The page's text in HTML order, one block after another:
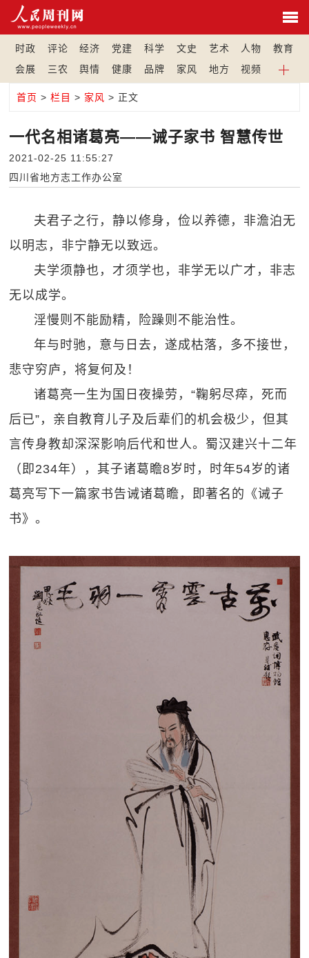
时政 评论 经济 党建 科学 文史 艺术 人物
教育
会展
三农 舆情 健康 品牌 家风 地方 视频
首页 >栏目 > 家风 > 正文
一代名相诸葛亮——诫子家书 智慧传世
2021-02-25 11:55:27
四川省地方志工作办公室
夫君子之行，静以修身，俭以养德，非澹泊无
以明志，非宁静无以致远。
夫学须静也，才须学也，非学无以广才，非志
无以成学。
淫慢则不能励精，险躁则不能治性。
年与时驰，意与日去，遂成枯落，多不接世，
悲守穷庐，将复何及！
诸葛亮一生为国日夜操劳，“鞠躬尽瘁，死而
后已”，亲自教育儿子及后辈们的机会极少，但其
言传身教却深深影响后代和世人。蜀汉建兴十二年
（即234年），其子诸葛瞻8岁时，时年54岁的诸
葛亮写下一篇家书告诫诸葛瞻，即著名的《诫子
书》。